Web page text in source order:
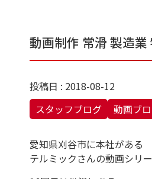
動画制作 常滑 製造
投稿日 : 2018-08-12
スタッフブログ
動画ブ
愛知県刈谷市に本社がある
テルミックさんの動画シリ